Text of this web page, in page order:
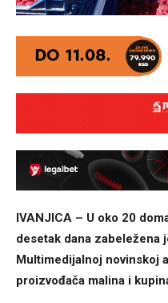
IVANJICA – U oko 20
desetak dana zabeležena
Multimedijalnoj novinskoj
proizvođača malina i